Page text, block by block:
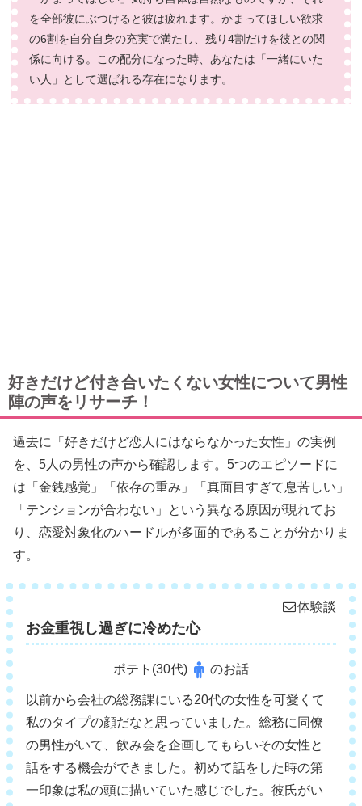
を全部彼にぶつけると彼は疲れます。かまってほしい欲求
の6割を自分自身の充実で満たし、残り4割だけを彼との関
係に向ける。この配分になった時、あなたは「一緒にいた
い人」として選ばれる存在になります。
好きだけど付き合いたくない女性について男性
陣の声をリサーチ！
過去に「好きだけど恋人にはならなかった女性」の実例
を、5人の男性の声から確認します。5つのエピソードに
は「金銭感覚」「依存の重み」「真面目すぎて息苦しい」
「テンションが合わない」という異なる原因が現れてお
り、恋愛対象化のハードルが多面的であることが分かりま
す。
体験談
お金重視し過ぎに冷めた心
ポテト(30代) のお話
以前から会社の総務課にいる20代の女性を可愛くて
私のタイプの顔だなと思っていました。総務に同僚
の男性がいて、飲み会を企画してもらいその女性と
話をする機会ができました。初めて話をした時の第
一印象は私の頭に描いていた感じでした。彼氏がい